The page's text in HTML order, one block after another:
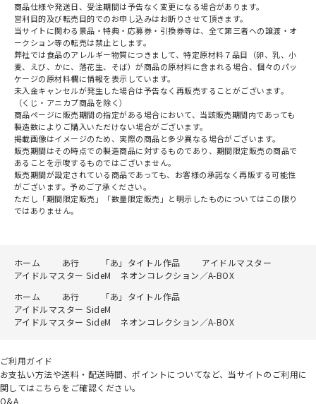
商品仕様や発送日、受注期間は予告なく変更になる場合があります。
営利目的及び転売目的でのお申し込みはお断りさせて頂きます。
当サイトに関わる景品・特典・応募券・引換券等は、全て第三者への譲渡・オ
ークション等の転売は禁止とします。
弊社では食品のアレルギー物質につきまして、特定原材料７品目（卵、乳、小
麦、えび、かに、落花生、そば）が商品の原材料に含まれる場合、個々のパッ
ケージの原材料欄に情報を表示しています。
未入金キャンセルが発生した場合は予告なく再販売することがございます。
（くじ・アニカプ商品を除く）
商品ページに販売期間の指定がある場合において、当該販売期間内であっても
製造数によりご購入いただけない場合がございます。
掲載画像はイメージのため、実際の商品と多少異なる場合がございます。
販売期間はその時点での製造商品に対するものであり、期間限定販売の商品で
あることを示唆するものではございません。
販売期間が設定されている商品であっても、お客様の承諾なく再販する可能性
がございます。予めご了承ください。
ただし「期間限定販売」「数量限定販売」と明示したものについてはこの限り
ではありません。
ホーム あ行 「あ」タイトル作品
アイドルマスター
アイドルマスター SideM ネオンコレクション／A-BOX
ホーム
あ行
「あ」タイトル作品
アイドルマスター SideM
アイドルマスター SideM ネオンコレクション／A-BOX
ご利用ガイド
お支払い方法や送料・配送時間、ポイントについてなど、当サイトのご利用に
関してはこちらをご確認ください。
Q&A